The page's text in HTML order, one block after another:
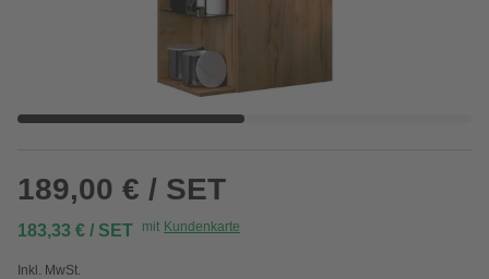
189,00 € / SET
183,33 € / SET mit Kundenkarte
Inkl. MwSt.